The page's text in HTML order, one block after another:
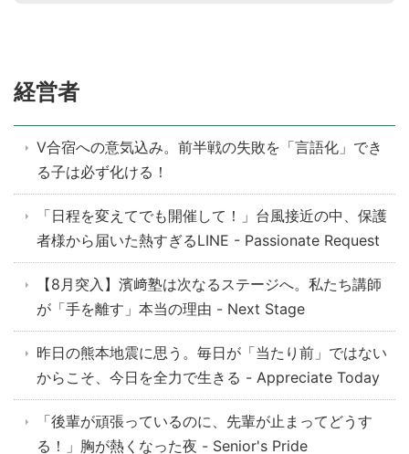
経営者
V合宿への意気込み。前半戦の失敗を「言語化」でき
る子は必ず化ける！
「日程を変えてでも開催して！」台風接近の中、保護
者様から届いた熱すぎるLINE - Passionate Request
【8月突入】濱﨑塾は次なるステージへ。私たち講師
が「手を離す」本当の理由 - Next Stage
昨日の熊本地震に思う。毎日が「当たり前」ではない
からこそ、今日を全力で生きる - Appreciate Today
「後輩が頑張っているのに、先輩が止まってどうす
る！」胸が熱くなった夜 - Senior's Pride